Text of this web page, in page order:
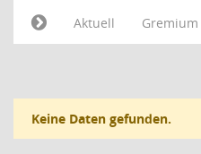
Aktuell
Keine Daten gefunden.